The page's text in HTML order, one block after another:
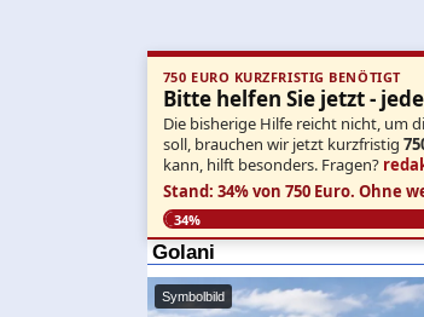
750 EURO KURZFRISTIG BENÖTIGT
Bitte helfen Sie jetzt -
Die bisherige Hilfe reicht nicht, um
soll, brauchen wir jetzt kurzfristig
kann, hilft besonders. Fragen?
Stand: 34% von 750 Euro. Ohne
34%
Golani
Symbolbild